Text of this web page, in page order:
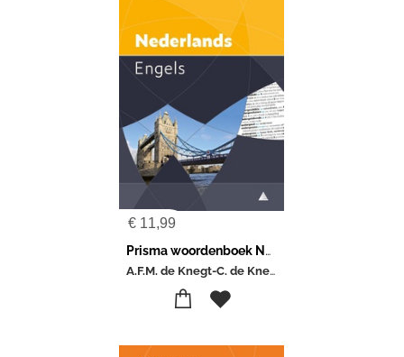
€ 11,99
Prisma woordenboek Nederlands-Engels
A.F.M. de Knegt-C. de Knegt-Bos-Prue Gargano